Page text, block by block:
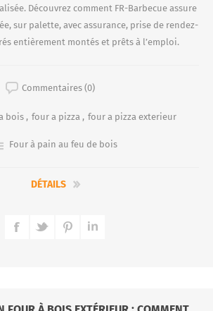
Découvrez comment FR-Barbecue assure
sur palette, avec assurance, prise de rendez-
entièrement montés et prêts à l’emploi.
Commentaires (0)
bois , four a pizza , four a pizza exterieur
Four à pain au feu de bois
DÉTAILS